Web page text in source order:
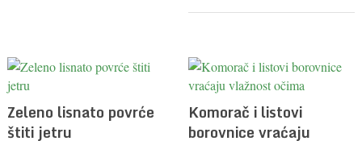
Zeleno lisnato povrće
štiti jetru
Komorač i listovi
borovnice vraćaju